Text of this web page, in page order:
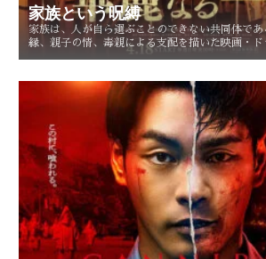
家族という呪縛
家族は、人が自ら選ぶことのできない共同体であ
縁、親子の情、毒親による支配を描いた映画・ド